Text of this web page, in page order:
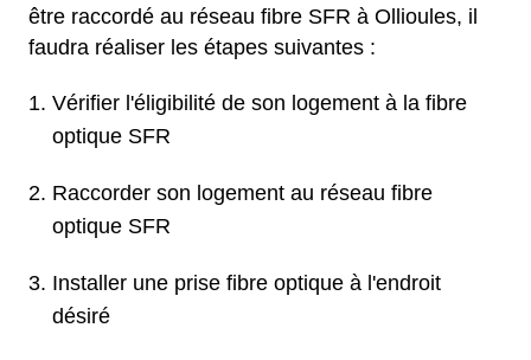
être raccordé au réseau fibre SFR à Ollioules, il
faudra réaliser les étapes suivantes :
Vérifier l'éligibilité de son logement à la fibre
optique SFR
Raccorder son logement au réseau fibre
optique SFR
Installer une prise fibre optique à l'endroit
désiré